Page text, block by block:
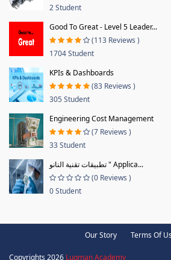
2 Student
Good To Great - Level 5 Leader...
(113 Reviews )
1704 Student
KPIs & Dashboards
(83 Reviews )
305 Student
Engineering Cost Management
(7 Reviews )
33 Student
تطبيقات تقنية النانو " Applica...
(0 Reviews )
0 Student
Our Story Terms Of
Copyrights 2026 Luqman Academy